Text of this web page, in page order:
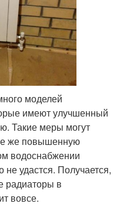
моделей
имеют улучшенный
Такие меры могут
же повышенную
водоснабжении
не удастся. Получается,
радиаторы в
вовсе.